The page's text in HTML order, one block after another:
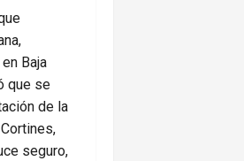
Baja
que se
de la
seguro,